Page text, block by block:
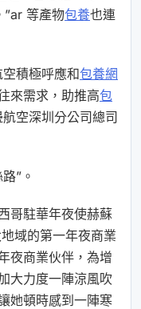
”ar 等產物包養也連
積極呼應和包養網
來需求，助推高包
空深圳分公司總司
”。
哥駐華年夜使赫蘇
域的第一年夜商業
夜商業伙伴，為增
大力度一陣涼風吹
她頓時感到一陣寒